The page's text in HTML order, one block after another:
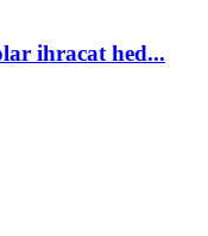
ihracat hed...